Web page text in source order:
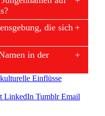
die sich
in der
kulturelle Einflüsse
LinkedIn Tumblr Email